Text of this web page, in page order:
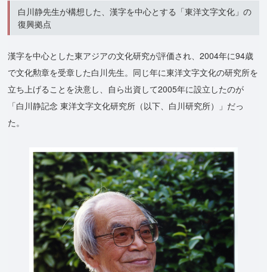
白川静先生が構想した、漢字を中心とする「東洋文字文化」の
復興拠点
漢字を中心とした東アジアの文化研究が評価され、2004年に94歳
で文化勲章を受章した白川先生。同じ年に東洋文字文化の研究所を
立ち上げることを決意し、自ら出資して2005年に設立したのが
「白川静記念 東洋文字文化研究所（以下、白川研究所）」だっ
た。